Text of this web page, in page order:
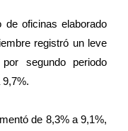
oficinas elaborado
registró un leve
segundo periodo
de 8,3% a 9,1%,